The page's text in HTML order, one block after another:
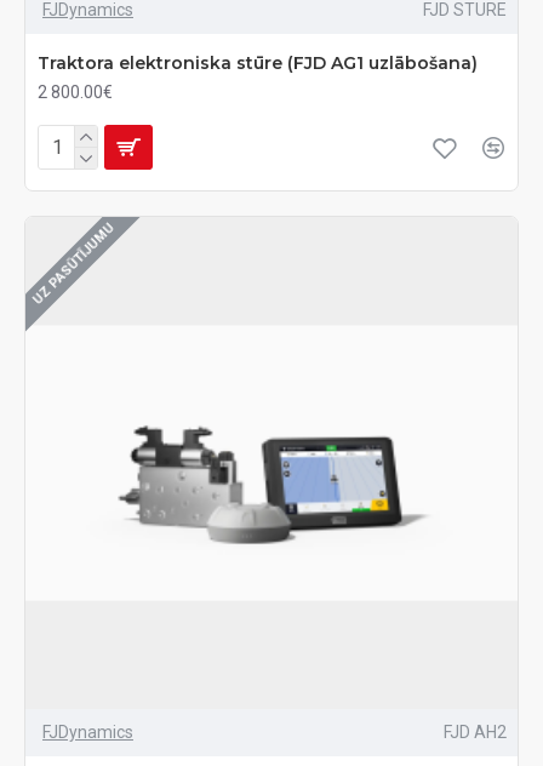
FJDynamics FJD STURE
Traktora elektroniska stūre (FJD AG1 uzlābošana)
2 800.00€
UZ PASŪTĪJUMU
FJDynamics FJD AH2